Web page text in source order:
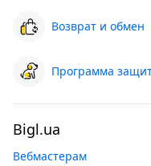
Возврат и обмен
Программа
Bigl.ua
Вебмастерам